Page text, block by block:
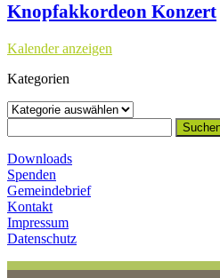
Knopfakkordeon Konzert
Kalender anzeigen
Kategorien
Kategorien
nach:
Downloads
Spenden
Gemeindebrief
Kontakt
Impressum
Datenschutz